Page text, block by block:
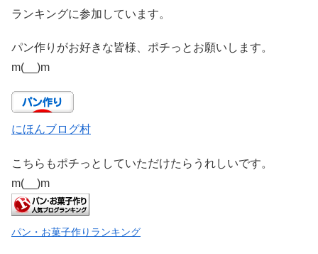
ランキングに参加しています。
パン作りがお好きな皆様、ポチっとお願いします。
m(__)m
にほんブログ村
こちらもポチっとしていただけたらうれしいです。
m(__)m
パン・お菓子作りランキング